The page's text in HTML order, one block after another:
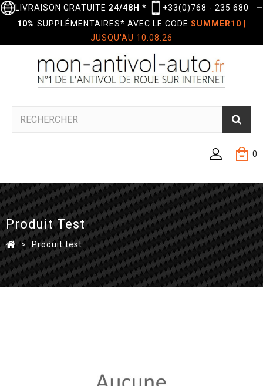
LIVRAISON GRATUITE 24/48H * +33(0)768 - 235 680
—
10% SUPPLÉMENTAIRES* AVEC LE CODE SUMMER10
JUSQU'AU 10.08.26
0
Produit Test
> Produit test